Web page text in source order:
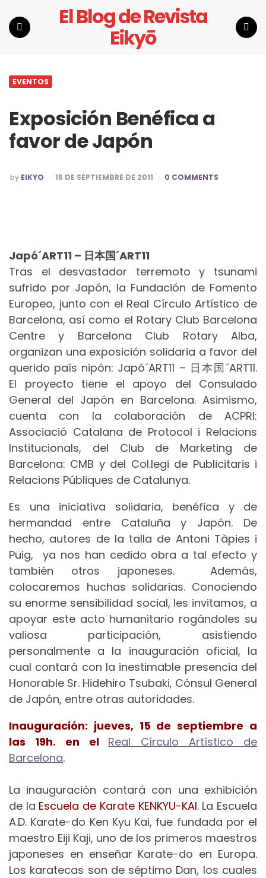
El Blog de Revista
Eikyō
EVENTOS
Exposición Benéfica a
favor de Japón
POSTED
BY
by EIKYO 15 DE SEPTIEMBRE DE 2011 0 COMMENTS
Japó´ART11 – 日本国´ART11
Tras el desvastador terremoto y tsunami
sufrido por Japón, la Fundación de Fomento
Europeo, junto con el Real Círculo Artístico de
Barcelona, así como el Rotary Club Barcelona
Centre y Barcelona Club Rotary Alba,
organizan una exposición solidaria a favor del
querido país nipón: Japó´ART11 – 日本国´ART11.
El proyecto tiene el apoyo del Consulado
General del Japón en Barcelona. Asimismo,
cuenta con la colaboración de ACPRI:
Associació Catalana de Protocol i Relacions
Institucionals, del Club de Marketing de
Barcelona: CMB y del Col.legi de Publicitaris i
Relacions Públiques de Catalunya.
Es una iniciativa solidaria, benéfica y de
hermandad entre Cataluña y Japón. De
hecho, autores de la talla de Antoni Tàpies i
Puig, ya nos han cedido obra a tal efecto y
también otros japoneses. Además,
colocaremos huchas solidarias. Conociendo
su enorme sensibilidad social, les invitamos, a
apoyar este acto humanitario rogándoles su
valiosa participación, asistiendo
personalmente a la inauguración oficial, la
cual contará con la inestimable presencia del
Honorable Sr. Hidehiro Tsubaki, Cónsul General
de Japón, entre otras autoridades.
Inauguración: jueves, 15 de septiembre a
las 19h. en el Real Círculo Artístico de
Barcelona.
La inauguración contará con una exhibición
de la Escuela de Karate KENKYU-KAI. La Escuela
A.D. Karate-do Ken Kyu Kai, fue fundada por el
maestro Eiji Kaji, uno de los primeros maestros
japoneses en enseñar Karate-do en Europa.
Los karatecas son de séptimo Dan, los cuales